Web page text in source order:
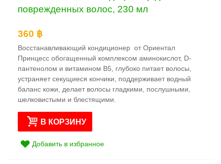
поврежденных волос, 230 мл
360 ฿
Восстанавливающий кондиционер от Ориентал
Принцесс обогащенный комплексом аминокислот, D-
пантенолом и витамином В5, глубоко питает волосы,
устраняет секущиеся кончики, поддерживает водный
баланс кожи, делает волосы гладкими, послушными,
шелковистыми и блестящими.
В КОРЗИНУ
Добавить в избранное